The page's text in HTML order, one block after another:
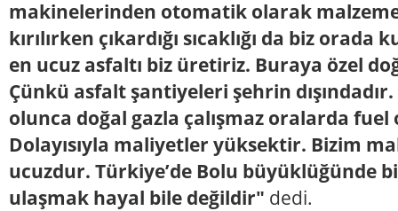
makinelerinden otomatik olarak malzeme
kırılırken çıkardığı sıcaklığı da biz orada
en ucuz asfaltı biz üretiriz. Buraya özel
Çünkü asfalt şantiyeleri şehrin dışındadır.
olunca doğal gazla çalışmaz oralarda fuel
Dolayısıyla maliyetler yüksektir. Bizim
ucuzdur. Türkiye’de Bolu büyüklüğünde
ulaşmak hayal bile değildir" dedi.